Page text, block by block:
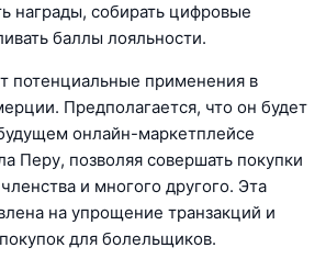
награды, собирать цифровые
баллы лояльности.
потенциальные применения в
Предполагается, что он будет
онлайн-маркетплейсе
Перу, позволяя совершать покупки
и многого другого. Эта
на упрощение транзакций и
для болельщиков.